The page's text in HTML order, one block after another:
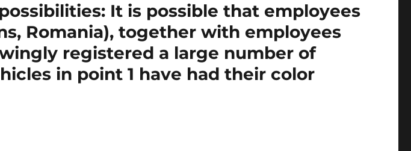
It is possible that employees
Romania), together with employees
registered a large number of
in point 1 have had their color